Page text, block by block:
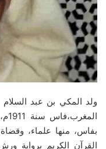
ولد المكي بن عبد السلام
بفاس، منها علماء،
القرآن الكريم برواية